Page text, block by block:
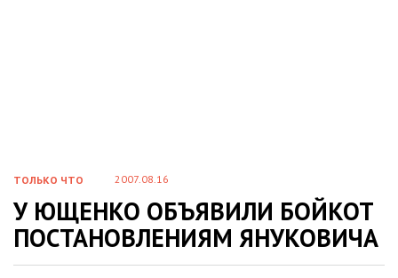
ТОЛЬКО ЧТО 2007.08.16
У ЮЩЕНКО ОБЪЯВИЛИ БОЙКОТ
ПОСТАНОВЛЕНИЯМ ЯНУКОВИЧА